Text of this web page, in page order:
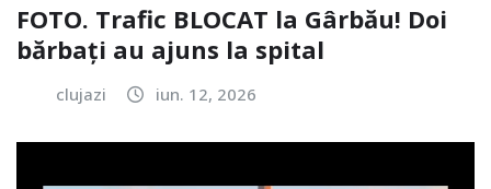
FOTO. Trafic BLOCAT la Gârbău! Doi
bărbați au ajuns la spital
clujazi iun. 12, 2026